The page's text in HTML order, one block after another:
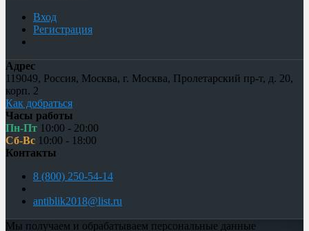
Вход
Регистрация
Адрес
119049, Россия, Москва, г. Москва, Пролетарский пр-т, д. 20,
корп. 2
Как добраться
Часы работы
Пн-Пт 10:00 - 20:00
Сб-Вс 10:00 - 18:00
Контакты
8 (800) 250-54-14
antiblik2018@list.ru
Мы получаем и обрабатываем персональные данные